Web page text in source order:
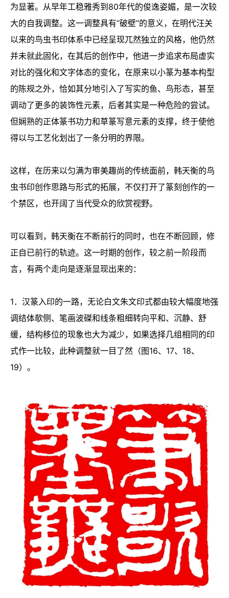
为显著。从早年工稳雅秀到80年代的俊逸姿媚，是一次较
大的自我调整。这一调整具有“破壁”的意义，在明代汪关
以来的鸟虫书印体系中已经呈现兀然独立的风格，他仍然
并未就此固化，在其后的创作中，他进一步追求布局虚实
对比的强化和文字体态的变化，在原来以小篆为基本构型
的陈规之外，恰如其分地引入了写实的鱼、鸟形态，甚至
调动了更多的装饰性元素，后者其实是一种危险的尝试。
但娴熟的正体篆书功力和草篆写意元素的支撑，终于使他
得以与工艺化划出了一条分明的界限。
这样，在历来以匀满为审美趣尚的传统面前，韩天衡的鸟
虫书印创作思路与形式的拓展，不仅打开了篆刻创作的一
个禁区，也开阔了当代受众的欣赏视野。
可以看到，韩天衡在不断前行的同时，也在不断回顾，修
正自已前行的轨迹。这一时期的创作，较之前一阶段而
言，有两个走向是逐渐显现出来的：
1．汉篆入印的一路，无论白文朱文印式都由较大幅度地强
调结体欹侧、笔画波磔和线条粗细转向平和、沉静、舒
缓，结构移位的现象也大为减少，如果选择几组相同的印
式作一比较，此种调整就一目了然（图16、17、18、
19）。